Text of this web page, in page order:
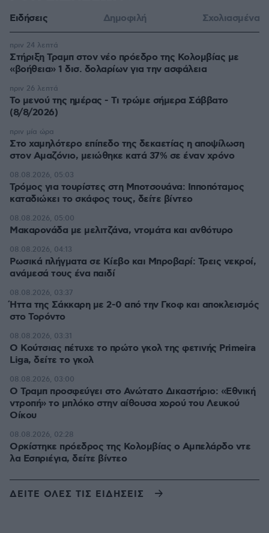
Ειδήσεις Δημοφιλή Σχολιασμένα
Στήριξη Τραμπ στον νέο πρόεδρο της Κολομβίας με
«βοήθεια» 1 δισ. δολαρίων για την ασφάλεια
πριν 24 λεπτά
Το μενού της ημέρας - Τι τρώμε σήμερα Σάββατο
(8/8/2026)
πριν 26 λεπτά
Στο χαμηλότερο επίπεδο της δεκαετίας η αποψίλωση
στον Αμαζόνιο, μειώθηκε κατά 37% σε έναν χρόνο
πριν μία ώρα
Τρόμος για τουρίστες στη Μποτσουάνα: Ιπποπόταμος
καταδιώκει το σκάφος τους, δείτε βίντεο
08.08.2026, 05:03
Μακαρονάδα με μελιτζάνα, ντομάτα και ανθότυρο
08.08.2026, 05:00
Ρωσικά πλήγματα σε Κίεβο και Μπροβαρί: Τρεις νεκροί,
ανάμεσά τους ένα παιδί
08.08.2026, 04:13
Ήττα της Σάκκαρη με 2-0 από την Γκοφ και αποκλεισμός
στο Τορόντο
08.08.2026, 03:37
Ο Κούτσιας πέτυχε το πρώτο γκολ της φετινής Primeira
Liga, δείτε το γκολ
08.08.2026, 03:31
Ο Τραμπ προσφεύγει στο Ανώτατο Δικαστήριο: «Εθνική
ντροπή» το μπλόκο στην αίθουσα χορού του Λευκού
Οίκου
08.08.2026, 03:00
Ορκίστηκε πρόεδρος της Κολομβίας ο Αμπελάρδο ντε
λα Εσπριέγια, δείτε βίντεο
08.08.2026, 02:28
ΔΕΙΤΕ ΟΛΕΣ ΤΙΣ ΕΙΔΗΣΕΙΣ